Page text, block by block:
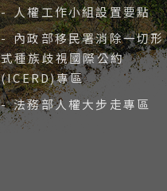
- 人權工作小組設置要點
- 內政部移民署消除一切形
式種族歧視國際公約
(ICERD)專區
- 法務部人權大步走專區